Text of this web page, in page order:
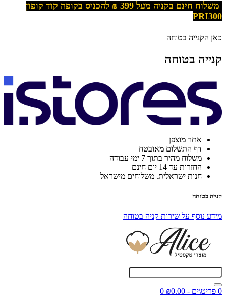
משלוח חינם בקניה מעל 399
₪ להכניס בקופה קוד קופון
PRI300
כאן הקנייה בטוחה
קנייה בטוחה
אתר מוצפן
דף התשלום מאובטח
משלוח מהיר בתוך 7 ימי עבודה
החזרות עד 14 יום חינם
חנות ישראלית. משלוחים מישראל
קנייה בטוחה
מידע נוסף על שירות קניה בטוחה
0 פריט\ים - ₪0.00
0